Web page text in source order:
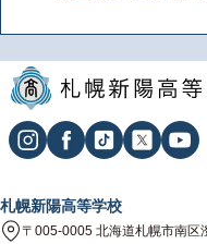
札幌新陽高等学校
〒005-0005 北海道札幌市南区